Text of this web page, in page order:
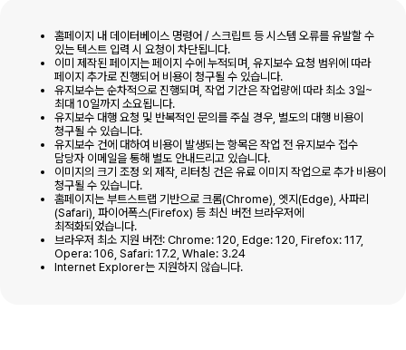
홈페이지 내 데이터베이스 명령어 / 스크립트 등 시스템 오류를 유발할 수
있는 텍스트 입력 시 요청이 차단됩니다.
이미 제작된 페이지는 페이지 수에 누적되며, 유지보수 요청 범위에 따라
페이지 추가로 진행되어 비용이 청구될 수 있습니다.
유지보수는 순차적으로 진행되며, 작업 기간은 작업량에 따라 최소 3일~
최대 10일까지 소요됩니다.
유지보수 대행 요청 및 반복적인 문의를 주실 경우, 별도의 대행 비용이
청구될 수 있습니다.
유지보수 건에 대하여 비용이 발생되는 항목은 작업 전 유지보수 접수
담당자 이메일을 통해 별도 안내드리고 있습니다.
이미지의 크기 조정 외 제작, 리터칭 건은 유료 이미지 작업으로 추가 비용이
청구될 수 있습니다.
홈페이지는 부트스트랩 기반으로 크롬(Chrome), 엣지(Edge), 사파리
(Safari), 파이어폭스(Firefox) 등 최신 버전 브라우저에
최적화되었습니다.
브라우저 최소 지원 버전: Chrome: 120, Edge: 120, Firefox: 117,
Opera: 106, Safari: 17.2, Whale: 3.24
Internet Explorer는 지원하지 않습니다.